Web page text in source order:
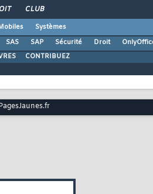
CLUB
Systèmes
SAS SAP Sécurité Droit
CONTRIBUEZ